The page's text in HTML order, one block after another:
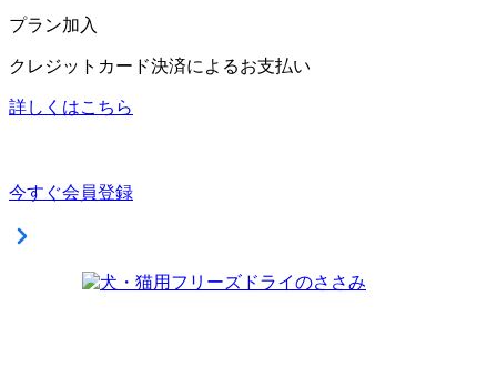
プラン加入
クレジットカード決済によるお支払い
詳しくはこちら
今すぐ会員登録